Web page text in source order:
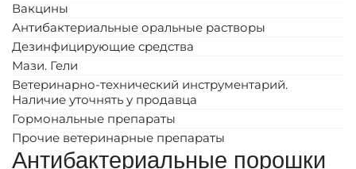
Вакцины
Антибактериальные оральные растворы
Дезинфицирующие средства
Мази. Гели
Ветеринарно-технический инструментарий.
Наличие уточнять у продавца
Гормональные препараты
Прочие ветеринарные препараты
Антибактериальные порошки